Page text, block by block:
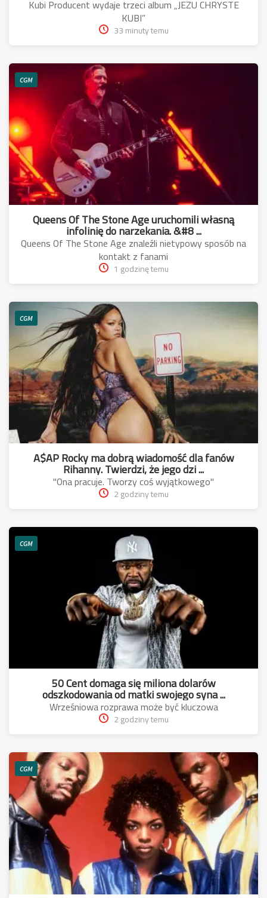
Kubi Producent wydaje trzeci album „JEZU CHRYSTE
KUBI”
33 minuty temu
CGM
Queens Of The Stone Age uruchomili własną
infolinię do narzekania. &#8 ...
Queens Of The Stone Age znaleźli nietypowy sposób na
kontakt z fanami
1 godzinę temu
CGM
A$AP Rocky ma dobrą wiadomość dla fanów
Rihanny. Twierdzi, że jego dzi ...
"Ona pracuje. Tworzy coś wyjątkowego"
2 godziny temu
CGM
50 Cent domaga się miliona dolarów
odszkodowania od matki swojego syna ...
Wrześniowa rozprawa może być kluczowa
2 godziny temu
CGM